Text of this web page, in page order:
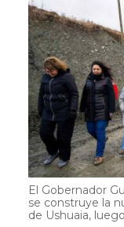
El Gobernador
se construye la
de Ushuaia,